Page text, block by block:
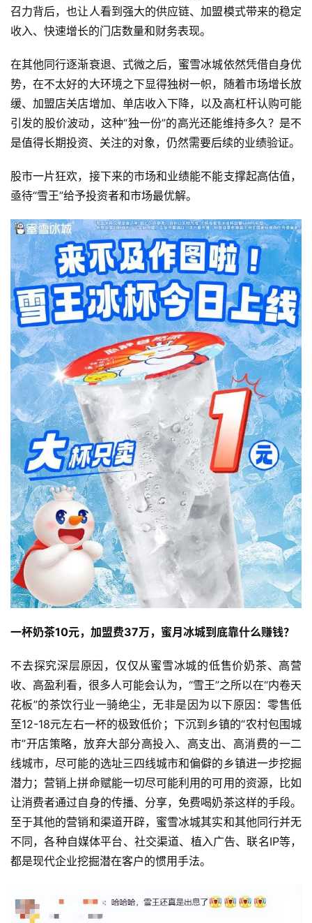
召力背后，也让人看到强大的供应链、加盟模式带来的稳定
收入、快速增长的门店数量和财务表现。
在其他同行逐渐衰退、式微之后，蜜雪冰城依然凭借自身优
势，在不太好的大环境之下显得独树一帜，随着市场增长放
缓、加盟店关店增加、单店收入下降，以及高杠杆认购可能
引发的股价波动，这种“独一份”的高光还能维持多久？是不
是值得长期投资、关注的对象，仍然需要后续的业绩验证。
股市一片狂欢，接下来的市场和业绩能不能支撑起高估值，
亟待“雪王”给予投资者和市场最优解。
一杯奶茶10元，加盟费37万，蜜月冰城到底靠什么赚钱？
不去探究深层原因，仅仅从蜜雪冰城的低售价奶茶、高营
收、高盈利看，很多人可能会认为，“雪王”之所以在“内卷天
花板”的茶饮行业一骑绝尘，无非是因为以下原因：零售低
至12-18元左右一杯的极致低价；下沉到乡镇的“农村包围城
市”开店策略，放弃大部分高投入、高支出、高消费的一二
线城市，尽可能的选址三四线城市和偏僻的乡镇进一步挖掘
潜力；营销上拼命赋能一切尽可能利用的可用的资源，比如
让消费者通过自身的传播、分享，免费喝奶茶这样的手段。
至于其他的营销和渠道开辟，蜜雪冰城其实和其他同行并无
不同，各种自媒体平台、社交渠道、植入广告、联名IP等，
都是现代企业挖掘潜在客户的惯用手法。